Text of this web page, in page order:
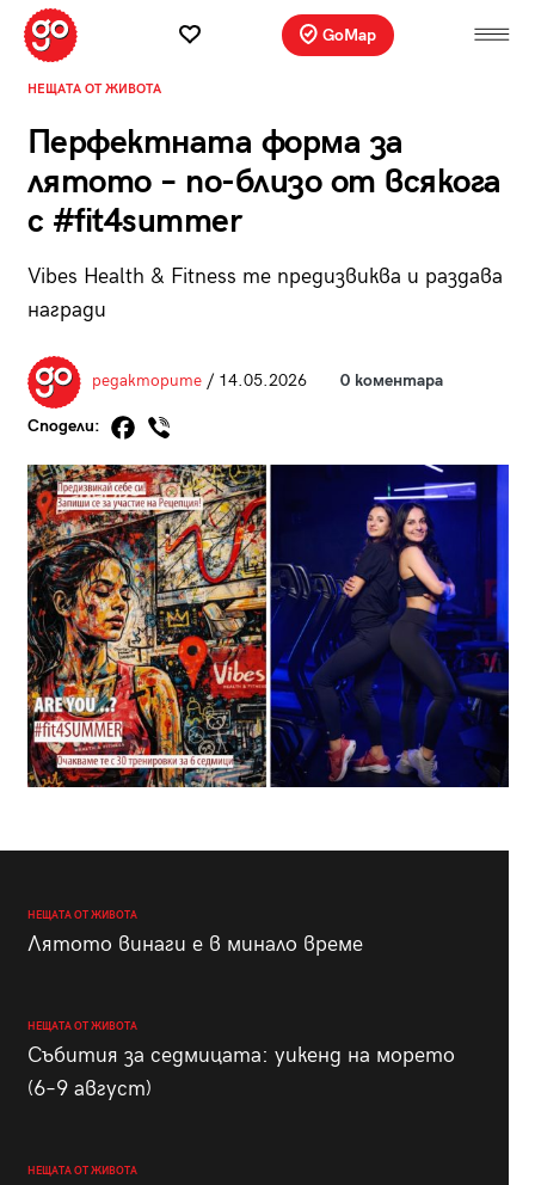
GoMap
НЕЩАТА ОТ ЖИВОТА
Перфектната форма за
лятото – по-близо от всякога
с #fit4summer
Vibes Health & Fitness те предизвиква и раздава
награди
редакторите/ 14.05.2026 0 коментара
Сподели:
НЕЩАТА ОТ ЖИВОТА
Лятото винаги е в минало време
НЕЩАТА ОТ ЖИВОТА
Събития за седмицата: уикенд на морето
(6–9 август)
НЕЩАТА ОТ ЖИВОТА